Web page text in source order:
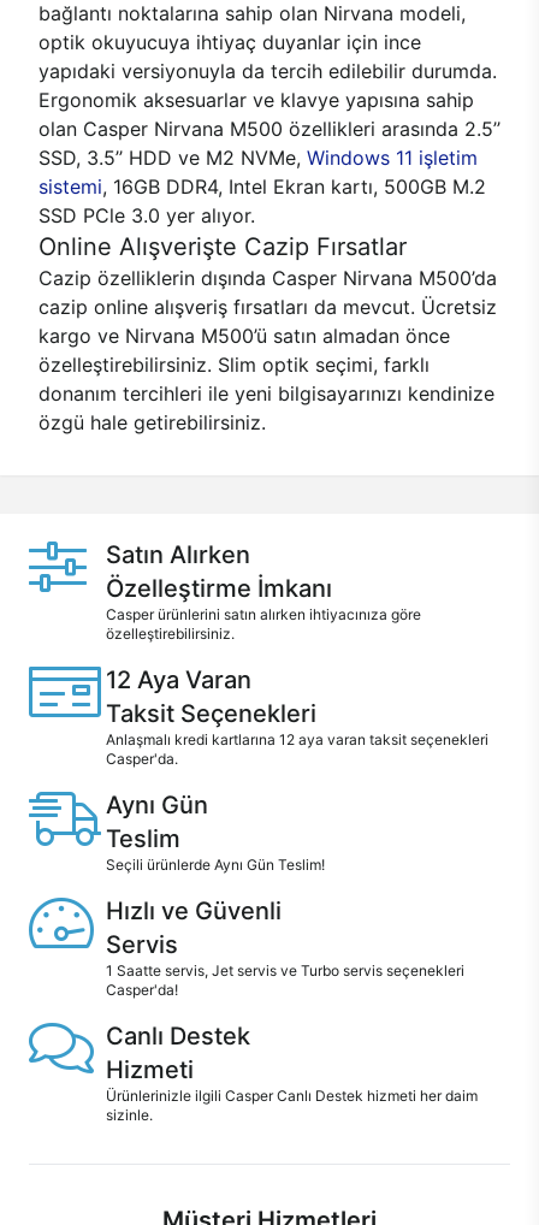
bağlantı noktalarına sahip olan Nirvana modeli,
optik okuyucuya ihtiyaç duyanlar için ince
yapıdaki versiyonuyla da tercih edilebilir durumda.
Ergonomik aksesuarlar ve klavye yapısına sahip
olan Casper Nirvana M500 özellikleri arasında 2.5’’
SSD, 3.5’’ HDD ve M2 NVMe, Windows 11 işletim
sistemi, 16GB DDR4, Intel Ekran kartı, 500GB M.2
SSD PCle 3.0 yer alıyor.
Online Alışverişte Cazip Fırsatlar
Cazip özelliklerin dışında Casper Nirvana M500’da
cazip online alışveriş fırsatları da mevcut. Ücretsiz
kargo ve Nirvana M500’ü satın almadan önce
özelleştirebilirsiniz. Slim optik seçimi, farklı
donanım tercihleri ile yeni bilgisayarınızı kendinize
özgü hale getirebilirsiniz.
Satın Alırken
Özelleştirme İmkanı
Casper ürünlerini satın alırken ihtiyacınıza göre
özelleştirebilirsiniz.
12 Aya Varan
Taksit Seçenekleri
Anlaşmalı kredi kartlarına 12 aya varan taksit seçenekleri
Casper'da.
Aynı Gün
Teslim
Seçili ürünlerde Aynı Gün Teslim!
Hızlı ve Güvenli
Servis
1 Saatte servis, Jet servis ve Turbo servis seçenekleri
Casper'da!
Canlı Destek
Hizmeti
Ürünlerinizle ilgili Casper Canlı Destek hizmeti her daim
sizinle.